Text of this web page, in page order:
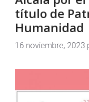
título de
Humanidad
16 noviembre, 2023